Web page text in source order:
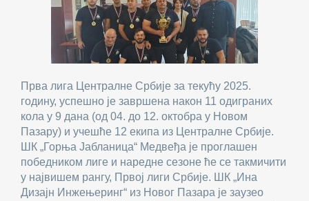
Прва лига Централне Србије за текућу 2025.
годину, успешно је завршена након 11 одиграних
кола у 9 дана (од 04. до 12. октобра у Новом
Пазару) и учешће 12 екипа из Централне Србије.
ШК „Горња Јабланица“ Медвеђа је проглашен
победником лиге и наредне сезоне ће се такмичити
у највишем рангу, Првој лиги Србије. ШК „Ина
Дизајн Инжењеринг“ из Новог Пазара је заузео